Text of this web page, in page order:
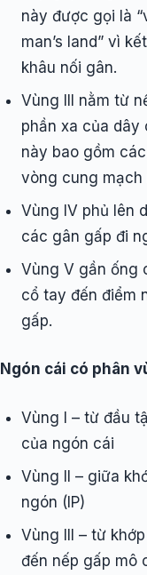
này được gọi là
man’s land” vì
khâu nối gân.
Vùng III nằm từ
phần xa của dây
này bao gồm
vòng cung mạch
Vùng IV phủ lên
các gân gấp đi
Vùng V gần ống
cổ tay đến điểm
gấp.
Ngón cái có phân
Vùng I – từ đầu
của ngón cái
Vùng II – giữa
ngón (IP)
Vùng III – từ
đến nếp gấp mô